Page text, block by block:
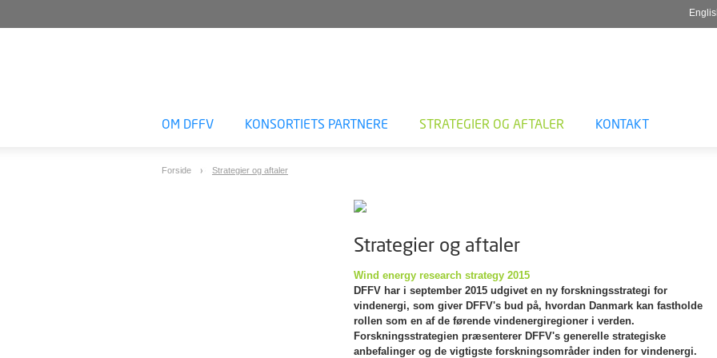
OM DFFV KONSORTIETS PARTNERE STRATEGIER OG AFTALER KONTAKT
Forside Strategier og aftaler
Strategier og aftaler
Wind energy research strategy 2015
DFFV har i september 2015 udgivet en ny forskningsstrategi for
vindenergi, som giver DFFV's bud på, hvordan Danmark kan fastholde
rollen som en af de førende vindenergiregioner i verden.
Forskningsstrategien præsenterer DFFV's generelle strategiske
anbefalinger og de vigtigste forskningsområder inden for vindenergi.